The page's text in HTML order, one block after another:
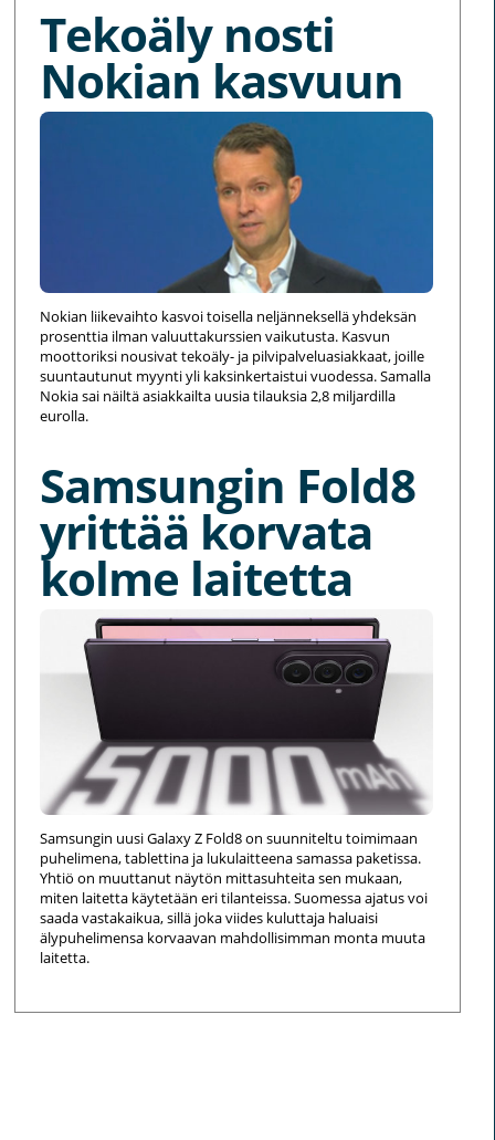
Tekoäly nosti
Nokian kasvuun
Nokian liikevaihto kasvoi toisella neljänneksellä yhdeksän
prosenttia ilman valuuttakurssien vaikutusta. Kasvun
moottoriksi nousivat tekoäly- ja pilvipalveluasiakkaat, joille
suuntautunut myynti yli kaksinkertaistui vuodessa. Samalla
Nokia sai näiltä asiakkailta uusia tilauksia 2,8 miljardilla
eurolla.
Samsungin Fold8
yrittää korvata
kolme laitetta
Samsungin uusi Galaxy Z Fold8 on suunniteltu toimimaan
puhelimena, tablettina ja lukulaitteena samassa paketissa.
Yhtiö on muuttanut näytön mittasuhteita sen mukaan,
miten laitetta käytetään eri tilanteissa. Suomessa ajatus voi
saada vastakaikua, sillä joka viides kuluttaja haluaisi
älypuhelimensa korvaavan mahdollisimman monta muuta
laitetta.